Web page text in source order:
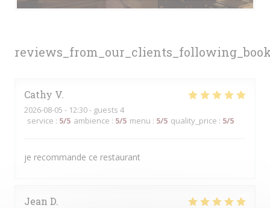
Cathy V
2026-08-05 - 12:30 - guests 4
service : 5/5 ambience : 5/5 menu : 5/5 quality_price : 5/5
je recommande ce restaurant
Jean D